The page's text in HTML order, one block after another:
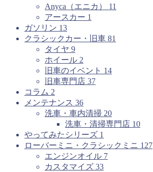
Anyca（エニカ） 11
アースカー 1
ガソリン 13
クラシックカー・旧車 81
タイヤ 9
ホイール 2
旧車のイベント 14
旧車専門店 37
コラム 2
メンテナンス 36
洗車・車内清掃 20
洗車・清掃専門店 10
やってみたシリーズ 1
ローバーミニ・クラシックミニ 127
エンジンオイル 7
カスタマイズ 33